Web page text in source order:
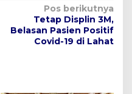
Pos berikutnya
Tetap Displin 3M,
Belasan Pasien Positif
Covid-19 di Lahat